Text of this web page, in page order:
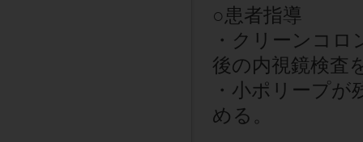
○患者指導
・クリーンコ
後の内視鏡検査
・小ポリープ
める。